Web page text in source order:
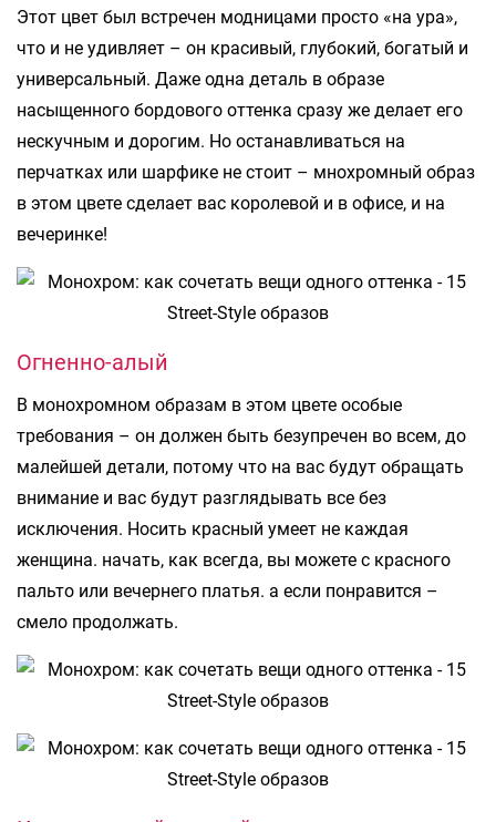
Этот цвет был встречен модницами просто «на ура»,
что и не удивляет – он красивый, глубокий, богатый и
универсальный. Даже одна деталь в образе
насыщенного бордового оттенка сразу же делает его
нескучным и дорогим. Но останавливаться на
перчатках или шарфике не стоит – мнохромный образ
в этом цвете сделает вас королевой и в офисе, и на
вечеринке!
Огненно-алый
В монохромном образам в этом цвете особые
требования – он должен быть безупречен во всем, до
малейшей детали, потому что на вас будут обращать
внимание и вас будут разглядывать все без
исключения. Носить красный умеет не каждая
женщина. начать, как всегда, вы можете с красного
пальто или вечернего платья. а если понравится –
смело продолжать.